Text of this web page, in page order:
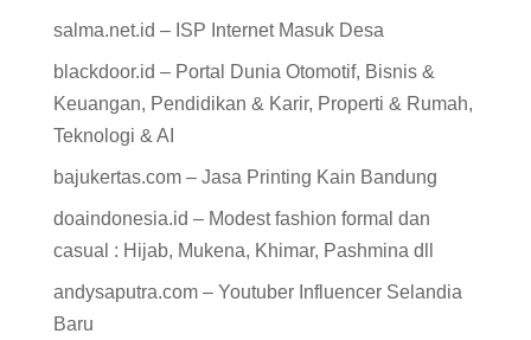
salma.net.id – ISP Internet Masuk Desa
blackdoor.id – Portal Dunia Otomotif, Bisnis &
Keuangan, Pendidikan & Karir, Properti & Rumah,
Teknologi & AI
bajukertas.com – Jasa Printing Kain Bandung
doaindonesia.id – Modest fashion formal dan
casual : Hijab, Mukena, Khimar, Pashmina dll
andysaputra.com – Youtuber Influencer Selandia
Baru